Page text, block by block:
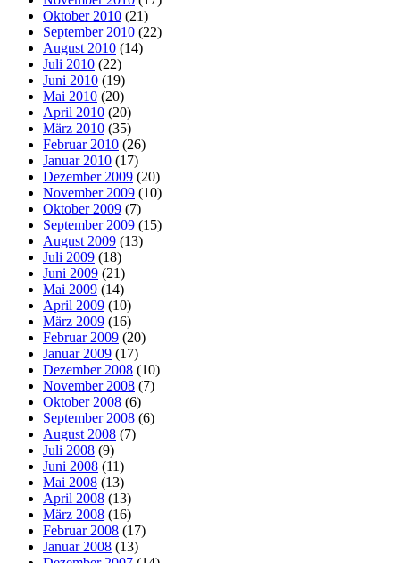
Oktober 2010 (21)
September 2010 (22)
August 2010 (14)
Juli 2010 (22)
Juni 2010 (19)
Mai 2010 (20)
April 2010 (20)
März 2010 (35)
Februar 2010 (26)
Januar 2010 (17)
Dezember 2009 (20)
November 2009 (10)
Oktober 2009 (7)
September 2009 (15)
August 2009 (13)
Juli 2009 (18)
Juni 2009 (21)
Mai 2009 (14)
April 2009 (10)
März 2009 (16)
Februar 2009 (20)
Januar 2009 (17)
Dezember 2008 (10)
November 2008 (7)
Oktober 2008 (6)
September 2008 (6)
August 2008 (7)
Juli 2008 (9)
Juni 2008 (11)
Mai 2008 (13)
April 2008 (13)
März 2008 (16)
Februar 2008 (17)
Januar 2008 (13)